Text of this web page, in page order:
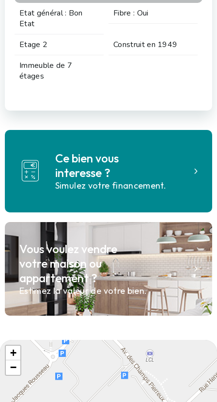
Etat général : Bon
Etat
Fibre : Oui
Etage 2
Construit en 1949
Immeuble de 7
étages
Ce bien vous
interesse ?
Simulez votre financement.
Vous voulez vendre
votre maison ou
appartement ?
Estimez la valeur de votre bien.
+
−